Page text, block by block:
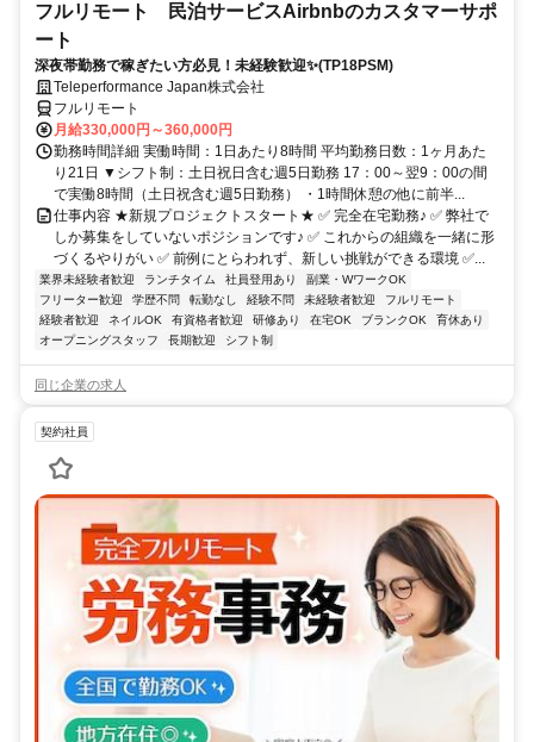
フルリモート 民泊サービスAirbnbのカスタマーサポ
ート
深夜帯勤務で稼ぎたい方必見！未経験歓迎✨(TP18PSM)
Teleperformance Japan株式会社
フルリモート
月給330,000円～360,000円
勤務時間詳細 実働時間：1日あたり8時間 平均勤務日数：1ヶ月あた
り21日 ▼シフト制：土日祝日含む週5日勤務 17：00～翌9：00の間
で実働8時間（土日祝含む週5日勤務） ・1時間休憩の他に前半...
仕事内容 ★新規プロジェクトスタート★ ✅ 完全在宅勤務♪ ✅ 弊社で
しか募集をしていないポジションです♪ ✅ これからの組織を一緒に形
づくるやりがい ✅ 前例にとらわれず、新しい挑戦ができる環境 ✅...
業界未経験者歓迎 ランチタイム 社員登用あり
副業・WワークOK
フリーター歓迎
学歴不問 転勤なし 経験不問 未経験者歓迎
フルリモート
経験者歓迎
ネイルOK 有資格者歓迎 研修あり 在宅OK ブランクOK
育休あり
オープニングスタッフ
長期歓迎 シフト制
同じ企業の求人
契約社員